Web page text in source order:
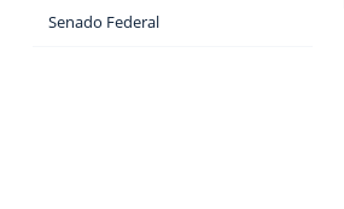
Senado Federal